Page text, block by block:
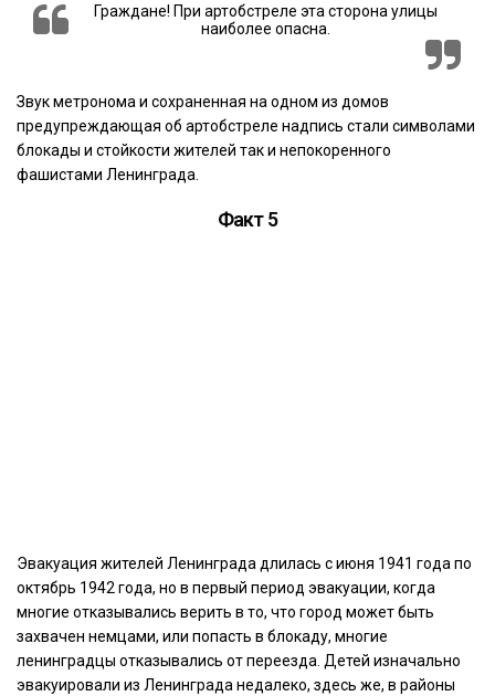
Граждане! При артобстреле эта сторона улицы
наиболее опасна.
Звук метронома и сохраненная на одном из домов
предупреждающая об артобстреле надпись стали символами
блокады и стойкости жителей так и непокоренного
фашистами Ленинграда.
Факт 5
Эвакуация жителей Ленинграда длилась с июня 1941 года по
октябрь 1942 года, но в первый период эвакуации, когда
многие отказывались верить в то, что город может быть
захвачен немцами, или попасть в блокаду, многие
ленинградцы отказывались от переезда. Детей изначально
эвакуировали из Ленинграда недалеко, здесь же, в районы